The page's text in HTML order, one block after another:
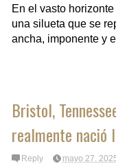
En el vasto
una silueta que se
ancha, imponente y
Bristol,
realmente nació
Reply mayo 27,